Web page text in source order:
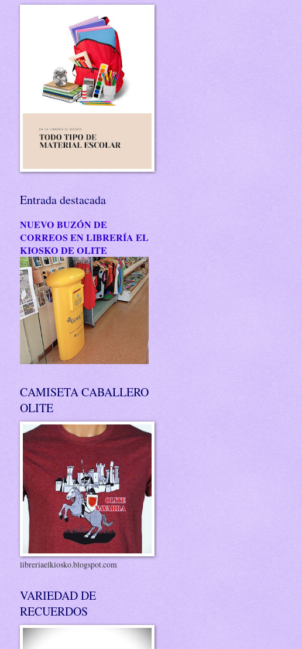
Entrada destacada
NUEVO BUZÓN DE
CORREOS EN LIBRERÍA EL
KIOSKO DE OLITE
CAMISETA CABALLERO
OLITE
libreriaelkiosko.blogspot.com
VARIEDAD DE
RECUERDOS